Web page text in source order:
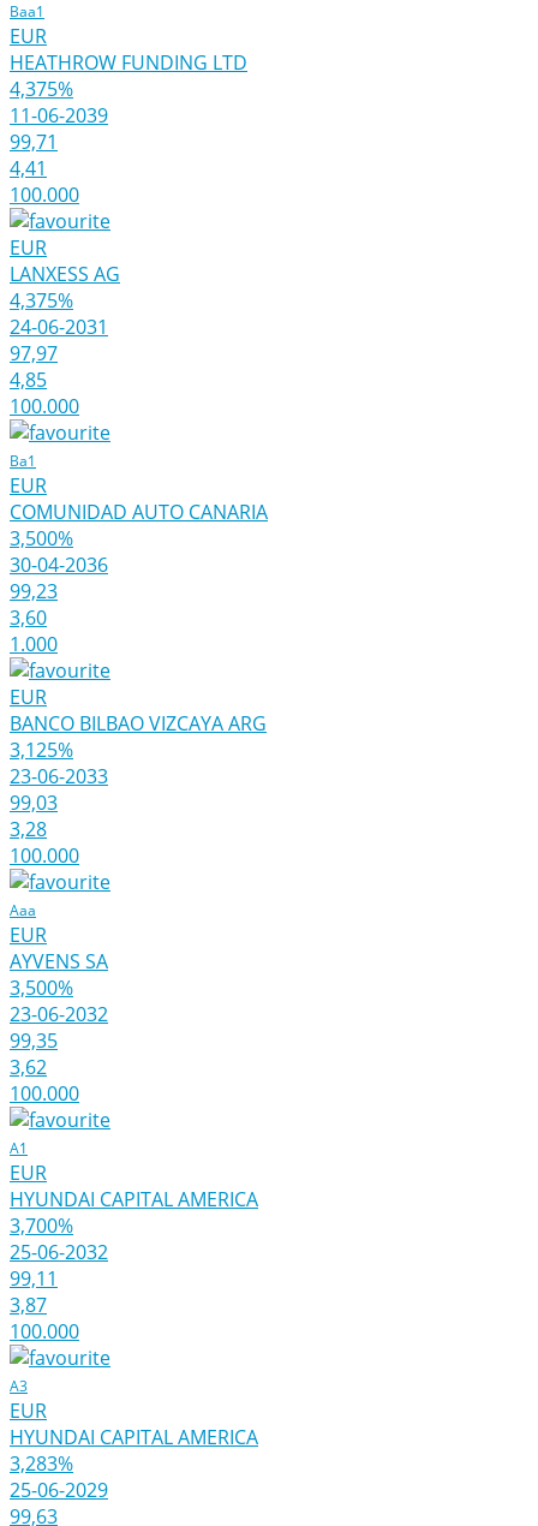
Baa1
EUR
HEATHROW FUNDING LTD
4,375%
11-06-2039
99,71
4,41
100.000
EUR
LANXESS AG
4,375%
24-06-2031
97,97
4,85
100.000
Ba1
EUR
COMUNIDAD AUTO CANARIA
3,500%
30-04-2036
99,23
3,60
1.000
EUR
BANCO BILBAO VIZCAYA ARG
3,125%
23-06-2033
99,03
3,28
100.000
Aaa
EUR
AYVENS SA
3,500%
23-06-2032
99,35
3,62
100.000
A1
EUR
HYUNDAI CAPITAL AMERICA
3,700%
25-06-2032
99,11
3,87
100.000
A3
EUR
HYUNDAI CAPITAL AMERICA
3,283%
25-06-2029
99,63